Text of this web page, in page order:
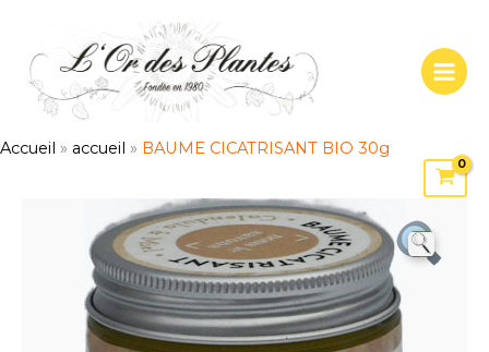
contenu
Accueil » accueil » BAUME CICATRISANT BIO 30g
CICATRISANT